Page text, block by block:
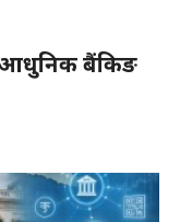
आधुनिक बैंकिङ